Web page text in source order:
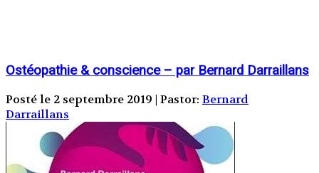
Ostéopathie & conscience – par Bernard Darraillans
Posté le 2 septembre 2019 | Pastor: Bernard
Darraillans